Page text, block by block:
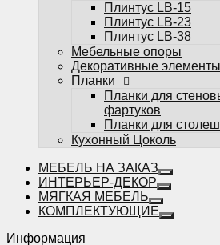
Избранное
Сравнение
Вы смотрели
Плинтус LB-15
Плинтус LB-23
Плинтус LB-38
Мебельные опоры
Декоративные
Планки
Планки для
фартуков
Планки для
Кухонный Цоколь
МЕБЕЛЬ НА ЗАКАЗ
ИНТЕРЬЕР-ДЕКОР
МЯГКАЯ МЕБЕЛЬ
КОМПЛЕКТУЮЩИЕ
Информация